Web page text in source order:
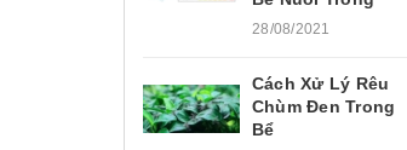
28/08/2021
Cách Xử Lý Rêu
Chùm Đen Trong
Bể